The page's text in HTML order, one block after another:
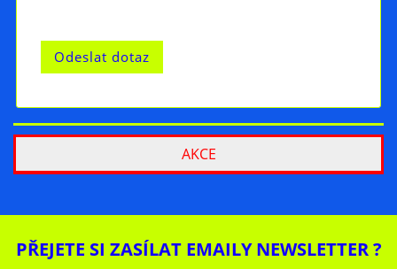
AKCE
PŘEJETE SI ZASÍLAT EMAILY NEWSLETTER ?